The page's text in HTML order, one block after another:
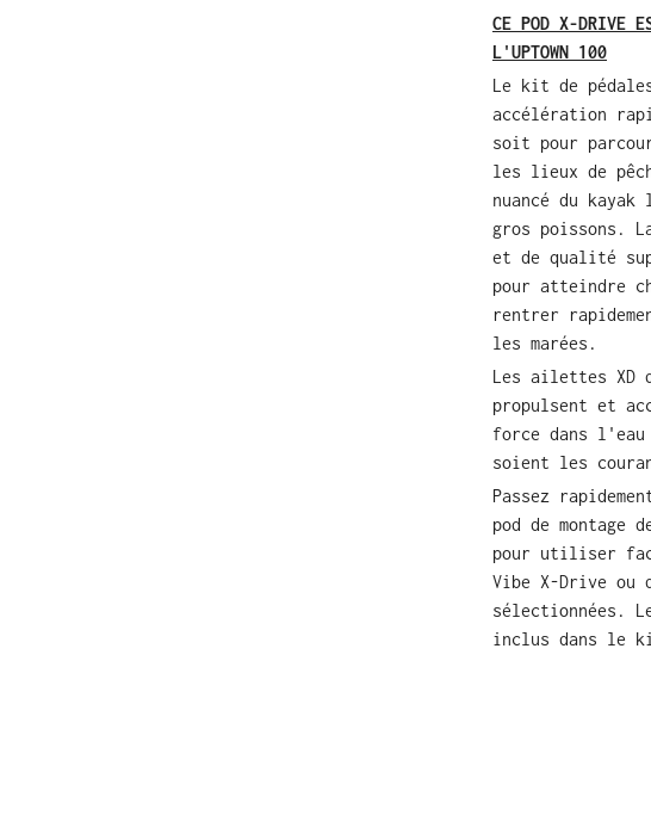
CE POD X-DRIVE
L'UPTOWN 100
Le kit de
accélération
soit pour
les lieux de
nuancé du
gros poissons.
et de qualité
pour atteindre
rentrer
les marées.
Les ailettes XD
propulsent et
force dans l'eau
soient les
Passez
pod de montage
pour utiliser
Vibe X-Drive ou
sélectionnées.
inclus dans le